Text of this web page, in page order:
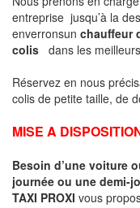
entreprise jusqu’à la
enverronsun chauffeur
colis dans les
Réservez en nous
colis de petite taille, de
MISE A
Besoin d’une voiture
journée ou une demi-
TAXI PROXI vous